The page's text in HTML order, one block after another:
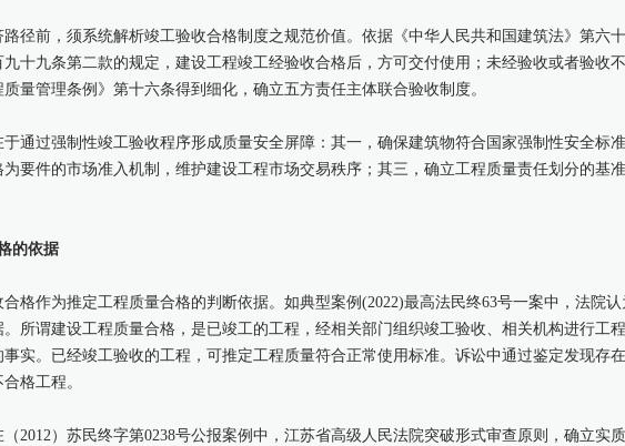
径前，须系统解析竣工验收合格制度之规范价值。依据《中华人民共和国建筑法》第六
十九条第二款的规定，建设工程竣工经验收合格后，方可交付使用；未经验收或者验收
量管理条例》第十六条得到细化，确立五方责任主体联合验收制度。
通过强制性竣工验收程序形成质量安全屏障：其一，确保建筑物符合国家强制性安全标
要件的市场准入机制，维护建设工程市场交易秩序；其三，确立工程质量责任划分的基
的依据
格作为推定工程质量合格的判断依据。如典型案例(2022)最高法民终63号一案中，法院
所谓建设工程质量合格，是已竣工的工程，经相关部门组织竣工验收、相关机构进行工
实。已经竣工验收的工程，可推定工程质量符合正常使用标准。诉讼中通过鉴定发现存
格工程。
2012）苏民终字第0238号公报案例中，江苏省高级人民法院突破形式审查原则，确立实